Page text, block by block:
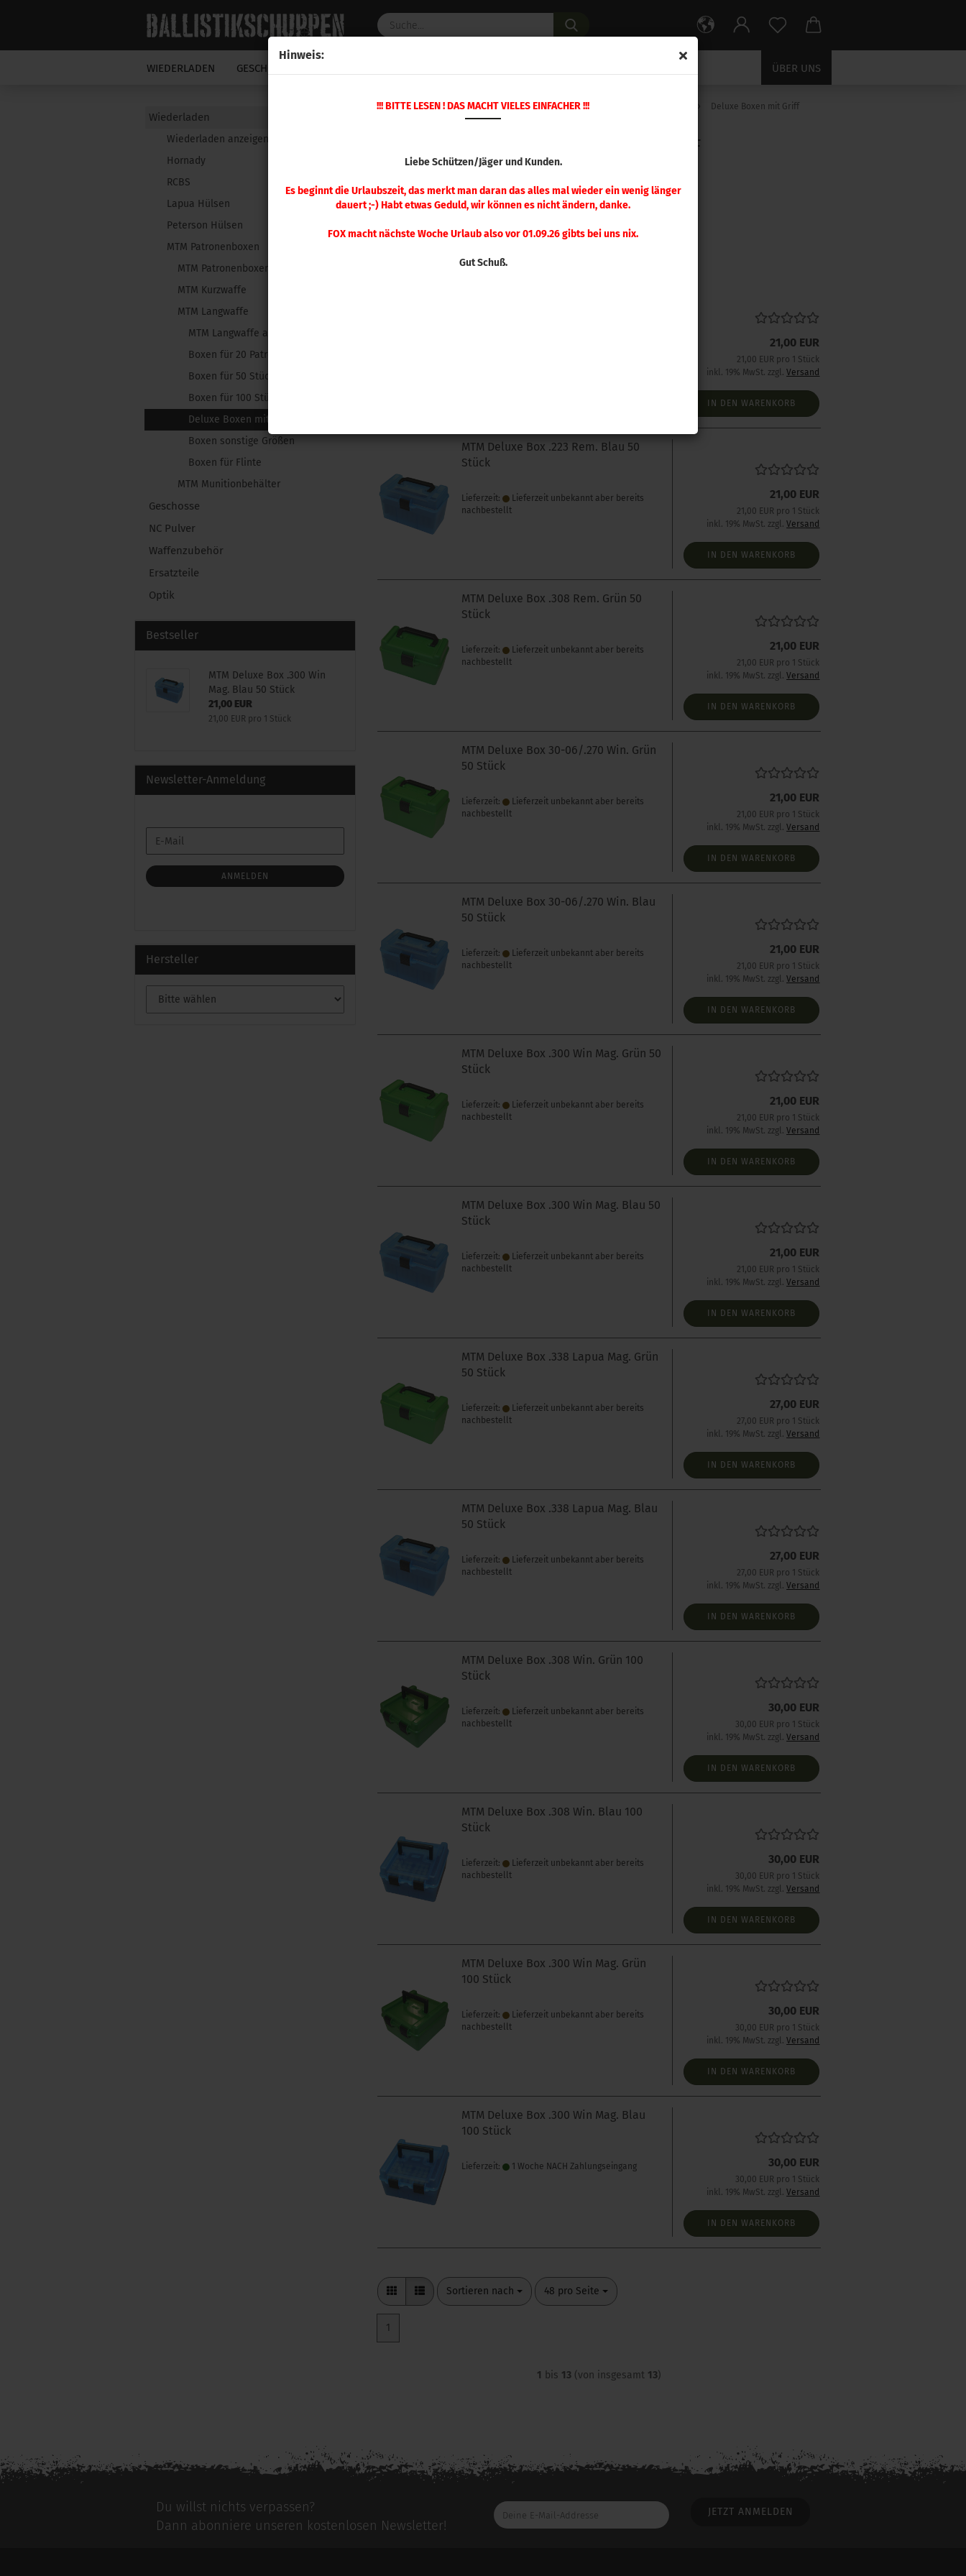
Hinweis:
!!! BITTE LESEN ! DAS MACHT VIELES EINFACHER !!!
Liebe Schützen/Jäger und Kunden.
Es beginnt die Urlaubszeit, das merkt man daran das alles mal wieder ein wenig länger
dauert ;-) Habt etwas Geduld, wir können es nicht ändern, danke.
FOX macht nächste Woche Urlaub also vor 01.09.26 gibts bei uns nix.
Gut Schuß.
WIEDERLADEN GESCHOSSE ÜBER UNS
Startseite » Wiederladen » MTM Patronenboxen » Deluxe Boxen mit Griff
DELUXE BOXEN MIT GRIFF
Sortieren nach
Sortieren nach 48 pro Seite
pro Seite
21,00 EUR
21,00 EUR pro 1 Stück
inkl. 19% MwSt. zzgl.Versand
IN DEN WARENKORB
MTM Deluxe Box .223 Rem. Blau 50
Stück
Lieferzeit:
Lieferzeit unbekannt aber bereits
nachbestellt
21,00 EUR
21,00 EUR pro 1 Stück
inkl. 19% MwSt. zzgl.Versand
IN DEN WARENKORB
MTM Deluxe Box .308 Rem. Grün 50
Stück
Lieferzeit:
Lieferzeit unbekannt aber bereits
nachbestellt
21,00 EUR
21,00 EUR pro 1 Stück
inkl. 19% MwSt. zzgl.Versand
IN DEN WARENKORB
MTM Deluxe Box 30-06/.270 Win. Grün
50 Stück
Lieferzeit:
Lieferzeit unbekannt aber bereits
nachbestellt
21,00 EUR
21,00 EUR pro 1 Stück
inkl. 19% MwSt. zzgl.Versand
IN DEN WARENKORB
MTM Deluxe Box 30-06/.270 Win. Blau
50 Stück
Lieferzeit:
Lieferzeit unbekannt aber bereits
nachbestellt
21,00 EUR
21,00 EUR pro 1 Stück
inkl. 19% MwSt. zzgl.Versand
IN DEN WARENKORB
MTM Deluxe Box .300 Win Mag. Grün 50
Stück
Lieferzeit:
Lieferzeit unbekannt aber bereits
nachbestellt
21,00 EUR
21,00 EUR pro 1 Stück
inkl. 19% MwSt. zzgl.Versand
IN DEN WARENKORB
MTM Deluxe Box .300 Win Mag. Blau 50
Stück
Lieferzeit:
Lieferzeit unbekannt aber bereits
nachbestellt
21,00 EUR
21,00 EUR pro 1 Stück
inkl. 19% MwSt. zzgl.Versand
IN DEN WARENKORB
MTM Deluxe Box .338 Lapua Mag. Grün
50 Stück
Lieferzeit:
Lieferzeit unbekannt aber bereits
nachbestellt
27,00 EUR
27,00 EUR pro 1 Stück
inkl. 19% MwSt. zzgl.Versand
IN DEN WARENKORB
MTM Deluxe Box .338 Lapua Mag. Blau
50 Stück
Lieferzeit:
Lieferzeit unbekannt aber bereits
nachbestellt
27,00 EUR
27,00 EUR pro 1 Stück
inkl. 19% MwSt. zzgl.Versand
IN DEN WARENKORB
MTM Deluxe Box .308 Win. Grün 100
Stück
Lieferzeit:
Lieferzeit unbekannt aber bereits
nachbestellt
30,00 EUR
30,00 EUR pro 1 Stück
inkl. 19% MwSt. zzgl.Versand
IN DEN WARENKORB
MTM Deluxe Box .308 Win. Blau 100
Stück
Lieferzeit:
Lieferzeit unbekannt aber bereits
nachbestellt
30,00 EUR
30,00 EUR pro 1 Stück
inkl. 19% MwSt. zzgl.Versand
IN DEN WARENKORB
MTM Deluxe Box .300 Win Mag. Grün
100 Stück
Lieferzeit:
Lieferzeit unbekannt aber bereits
nachbestellt
30,00 EUR
30,00 EUR pro 1 Stück
inkl. 19% MwSt. zzgl.Versand
IN DEN WARENKORB
MTM Deluxe Box .300 Win Mag. Blau
100 Stück
Lieferzeit: 1 Woche NACH Zahlungseingang 30,00 EUR
30,00 EUR pro 1 Stück
inkl. 19% MwSt. zzgl.Versand
IN DEN WARENKORB
Sortieren nach
Sortieren nach 48 pro Seite
pro Seite
1
1 bis 13 (von insgesamt 13)
Wiederladen
Wiederladen anzeigen
Hornady
RCBS
Lapua Hülsen
Peterson Hülsen
MTM Patronenboxen
MTM Patronenboxen anzeigen
MTM Kurzwaffe
MTM Langwaffe
MTM Langwaffe anzeigen
Boxen für 20 Patronen
Boxen für 50 Stück Patronen
Boxen für 100 Stück Patronen
Deluxe Boxen mit Griff
Boxen sonstige Größen
Boxen für Flinte
MTM Munitionbehälter
Geschosse
NC Pulver
Waffenzubehör
Ersatzteile
Optik
Bestseller
MTM Deluxe Box .300 Win
Mag. Blau 50 Stück
21,00 EUR
21,00 EUR pro 1 Stück
Newsletter-Anmeldung
ZUR
ANMELDUNG
E-
Mail
ANMELDEN
Hersteller
Du willst nichts verpassen?
Dann abonniere unseren kostenlosen Newsletter!
Deine
E-